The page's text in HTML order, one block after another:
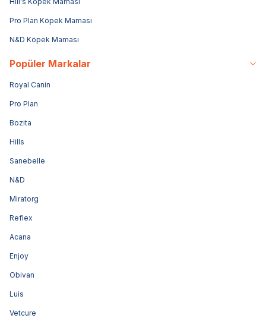
Pro Plan Köpek Maması
N&D Köpek Maması
Popüler Markalar
Royal Canin
Pro Plan
Bozita
Hills
Sanebelle
N&D
Miratorg
Reflex
Acana
Enjoy
Obivan
Luis
Vetcure